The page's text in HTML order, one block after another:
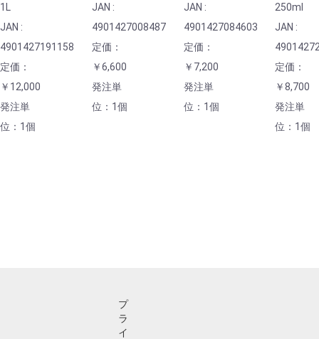
1L
JAN :
4901427191158
定価：
￥12,000
発注単
位：1個
JAN :
4901427008487
定価：
￥6,600
発注単
位：1個
JAN :
4901427084603
定価：
￥7,200
発注単
位：1個
250ml
JAN :
定価：
￥8,700
発注単
位：1個
プ
ラ
イ